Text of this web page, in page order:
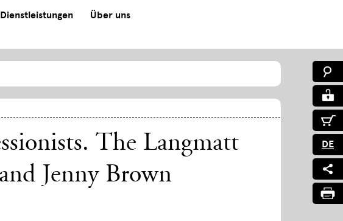
Dienstleistungen Über uns
DE
The Langmatt
Jenny Brown